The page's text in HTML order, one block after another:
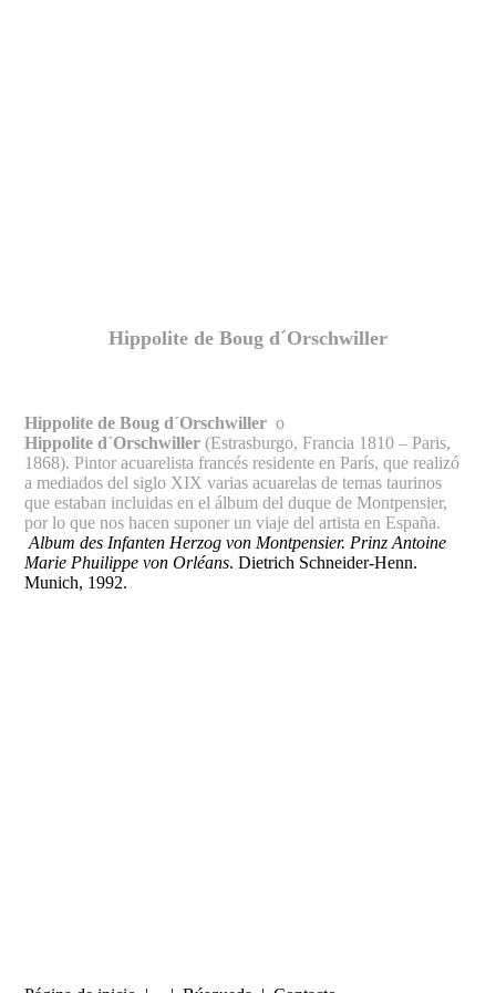
Hippolite de Boug d´Orschwiller
Hippolite de Boug d´Orschwillero
Hippolite d´Orschwiller (Estrasburgo, Francia 1810 – Paris,
1868). Pintor acuarelista francés residente en París, que realizó
a mediados del siglo XIX varias acuarelas de temas taurinos
que estaban incluidas en el álbum del duque de Montpensier,
por lo que nos hacen suponer un viaje del artista en España.
Album des Infanten Herzog von Montpensier. Prinz Antoine
Marie Phuilippe von Orléans. Dietrich Schneider-Henn.
Munich, 1992.